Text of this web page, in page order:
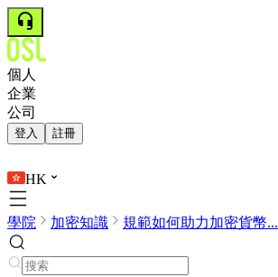
個人
企業
公司
登入 註冊
HK
學院 加密知識 規範如何助力加密貨幣...